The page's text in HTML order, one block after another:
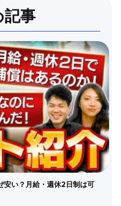
記事
安い？月給・週休2日制は可